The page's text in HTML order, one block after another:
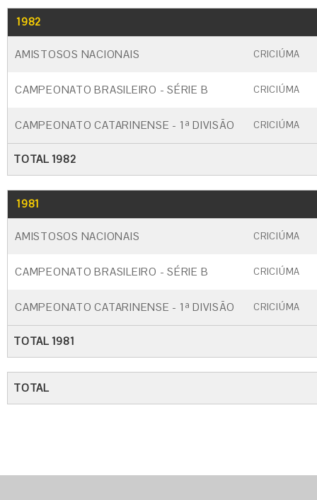
1982
AMISTOSOS NACIONAIS CRICIÚMA
CAMPEONATO BRASILEIRO - SÉRIE B CRICIÚMA
CAMPEONATO CATARINENSE - 1ª DIVISÃO CRICIÚMA
TOTAL 1982
1981
AMISTOSOS NACIONAIS CRICIÚMA
CAMPEONATO BRASILEIRO - SÉRIE B CRICIÚMA
CAMPEONATO CATARINENSE - 1ª DIVISÃO CRICIÚMA
TOTAL 1981
TOTAL